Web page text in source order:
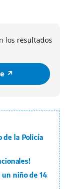
los resultados
↗️
de la Policía
niño de 14